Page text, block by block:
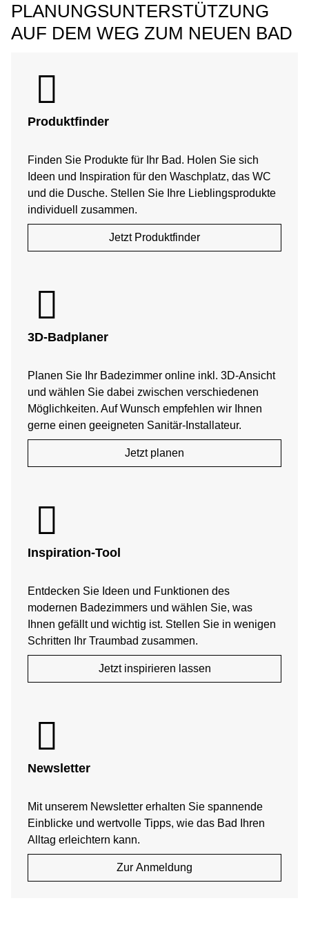
PLANUNGSUNTERSTÜTZUNG
AUF DEM WEG ZUM NEUEN BAD
Produktfinder
Finden Sie Produkte für Ihr Bad. Holen Sie sich
Ideen und Inspiration für den Waschplatz, das WC
und die Dusche. Stellen Sie Ihre Lieblingsprodukte
individuell zusammen.
Jetzt Produktfinder
3D-Badplaner
Planen Sie Ihr Badezimmer online inkl. 3D-Ansicht
und wählen Sie dabei zwischen verschiedenen
Möglichkeiten. Auf Wunsch empfehlen wir Ihnen
gerne einen geeigneten Sanitär-Installateur.
Jetzt planen
Inspiration-Tool
Entdecken Sie Ideen und Funktionen des
modernen Badezimmers und wählen Sie, was
Ihnen gefällt und wichtig ist. Stellen Sie in wenigen
Schritten Ihr Traumbad zusammen.
Jetzt inspirieren lassen
Newsletter
Mit unserem Newsletter erhalten Sie spannende
Einblicke und wertvolle Tipps, wie das Bad Ihren
Alltag erleichtern kann.
Zur Anmeldung